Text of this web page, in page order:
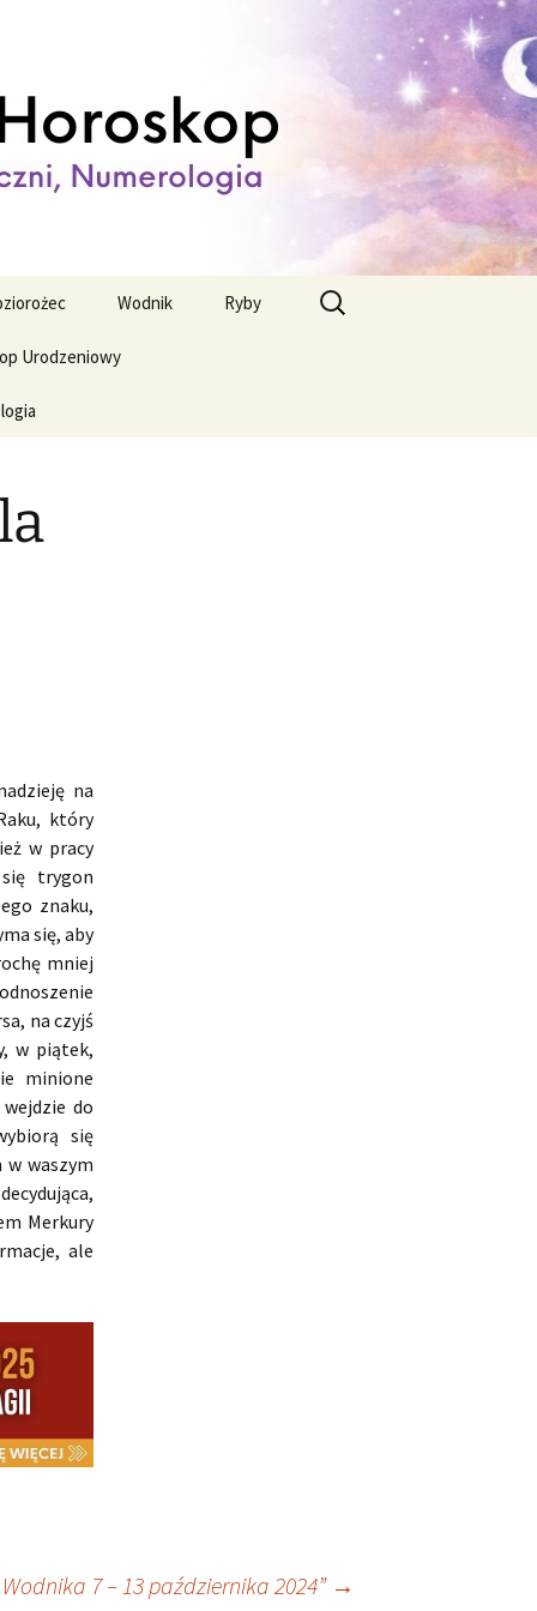
Wodnik Ryby
Urodzeniowy
Szukaj:
na
który
w pracy
trygon
znaku,
się, aby
mniej
na czyjś
w piątek,
minione
do
się
waszym
Merkury
ale
7 – 13 października 2024” →